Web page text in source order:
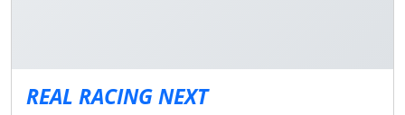
REAL RACING NEXT